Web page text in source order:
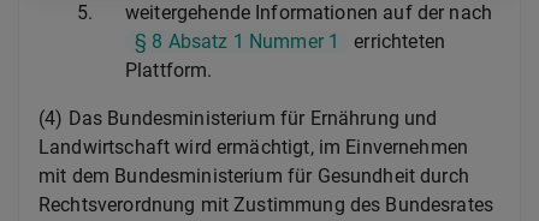
5.
weitergehende Informationen auf der nach
§ 8 Absatz 1 Nummer 1
errichteten
Plattform.
(4) Das Bundesministerium für Ernährung und
Landwirtschaft wird ermächtigt, im Einvernehmen
mit dem Bundesministerium für Gesundheit durch
Rechtsverordnung mit Zustimmung des Bundesrates